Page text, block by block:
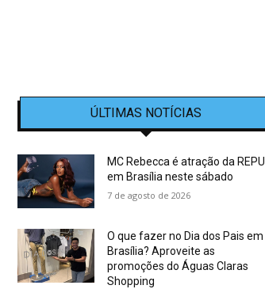
ÚLTIMAS NOTÍCIAS
MC Rebecca é atração da REPU
em Brasília neste sábado
7 de agosto de 2026
O que fazer no Dia dos Pais em
Brasília? Aproveite as
promoções do Águas Claras
Shopping